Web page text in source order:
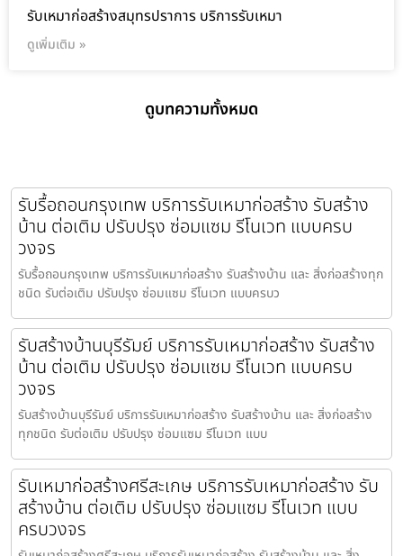
รับเหมาก่อสร้างสมุทรปราการ บริการรับเหมา
ดูเพิ่มเติม »
ดูบทความทั้งหมด
รับรื้อถอนกรุงเทพ บริการรับเหมาก่อสร้าง รับสร้าง
บ้าน ต่อเติม ปรับปรุง ซ่อมแซม รีโนเวท แบบครบ
วงจร
รับรื้อถอนกรุงเทพ บริการรับเหมาก่อสร้าง รับสร้างบ้าน และ สิ่งก่อสร้างทุก
ชนิด รับต่อเติม ปรับปรุง ซ่อมแซม รีโนเวท แบบครบว
รับสร้างบ้านบุรีรัมย์ บริการรับเหมาก่อสร้าง รับสร้าง
บ้าน ต่อเติม ปรับปรุง ซ่อมแซม รีโนเวท แบบครบ
วงจร
รับสร้างบ้านบุรีรัมย์ บริการรับเหมาก่อสร้าง รับสร้างบ้าน และ สิ่งก่อสร้าง
ทุกชนิด รับต่อเติม ปรับปรุง ซ่อมแซม รีโนเวท แบบ
รับเหมาก่อสร้างศรีสะเกษ บริการรับเหมาก่อสร้าง รับ
สร้างบ้าน ต่อเติม ปรับปรุง ซ่อมแซม รีโนเวท แบบ
ครบวงจร